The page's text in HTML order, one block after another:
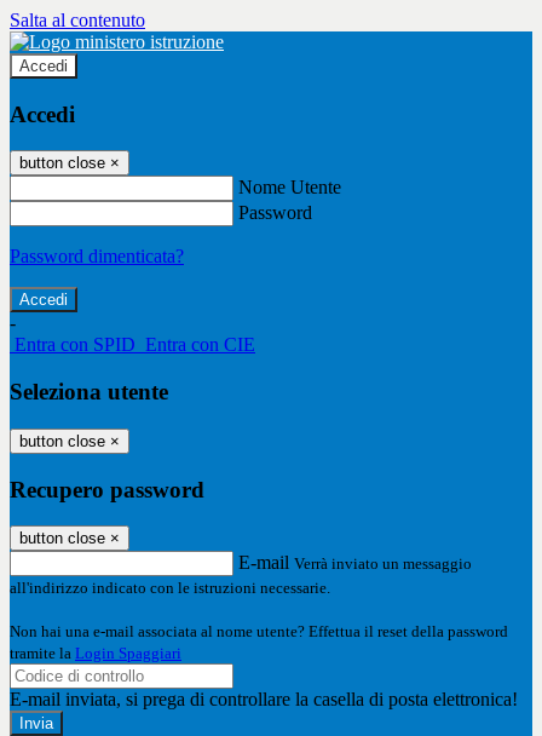
Salta al contenuto
Accedi
Accedi
button close ×
Nome Utente
Password
Password dimenticata?
-
Entra con SPID Entra con CIE
Seleziona utente
button close ×
Recupero password
button close ×
E-mail Verrà inviato un messaggio
all'indirizzo indicato con le istruzioni necessarie.
Non hai una e-mail associata al nome utente? Effettua il reset della password
tramite la Login Spaggiari
E-mail inviata, si prega di controllare la casella di posta elettronica!